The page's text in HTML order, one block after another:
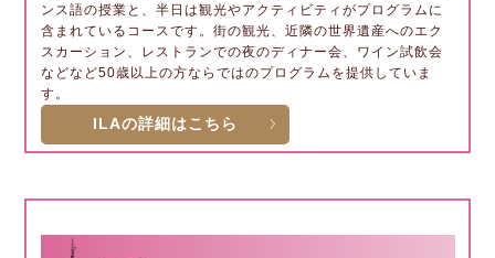
ンス語の授業と、半日は観光やアクティビティがプログラムに
含まれているコースです。街の観光、近隣の世界遺産へのエク
スカーション、レストランでの夜のディナー会、ワイン試飲会
などなど50歳以上の方ならではのプログラムを提供していま
す。
ILAの詳細はこちら